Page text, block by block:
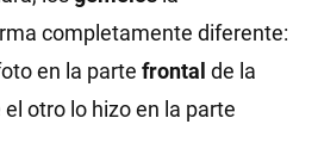
completamente diferente:
en la parte frontal de la
otro lo hizo en la parte